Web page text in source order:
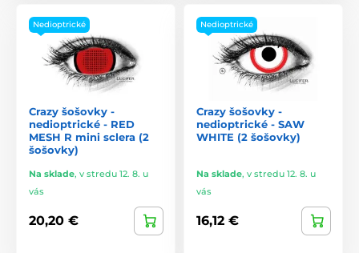
Nedioptrické
Crazy šošovky -
nedioptrické - RED
MESH R mini sclera (2
šošovky)
Na sklade, v stredu 12. 8. u
vás
20,20 €
Nedioptrické
Crazy šošovky -
nedioptrické - SAW
WHITE (2 šošovky)
Na sklade, v stredu 12. 8. u
vás
16,12 €